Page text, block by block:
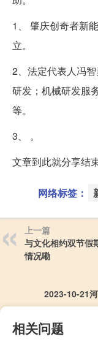
1、 肇庆创奇者新
立。
2、法定代表人冯
研发；机械研发服
等。
3、 。
文章到此就分享结
网络标签：
上一篇
与文化相约双节假
情况嘞
2023-10-21
相关问题